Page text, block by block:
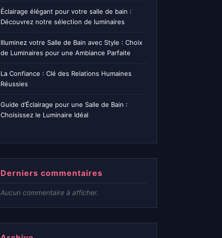
Éclairage élégant pour votre salle de bain :
Découvrez notre sélection de luminaires
Illuminez votre Salle de Bain avec Style : Choix
de Luminaires pour une Ambiance Parfaite
La Confiance : Clé des Relations Humaines
Réussies
Guide d’Éclairage pour une Salle de Bain :
Choisissez le Luminaire Idéal
Derniers commentaires
Aucun commentaire à afficher.